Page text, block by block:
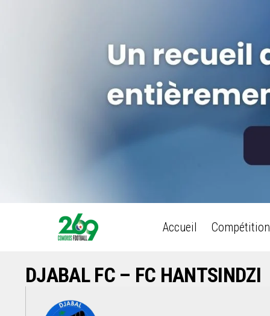
Accueil
DJABAL FC – FC HANTSINDZI